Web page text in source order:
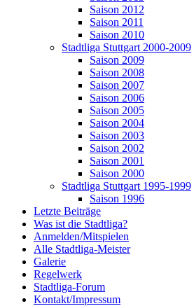
Saison 2012
Saison 2011
Saison 2010
Stadtliga Stuttgart 2000-2009
Saison 2009
Saison 2008
Saison 2007
Saison 2006
Saison 2005
Saison 2004
Saison 2003
Saison 2002
Saison 2001
Saison 2000
Stadtliga Stuttgart 1995-1999
Saison 1996
Letzte Beiträge
Was ist die Stadtliga?
Anmelden/Mitspielen
Alle Stadtliga-Meister
Galerie
Regelwerk
Stadtliga-Forum
Kontakt/Impressum